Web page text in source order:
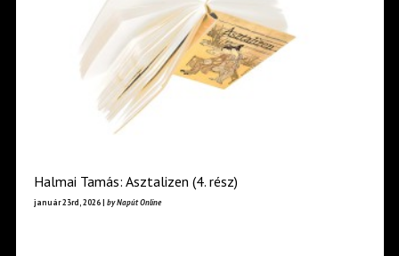
Halmai Tamás: Asztalizen (4. rész)
január 23rd, 2026 | by Napút Online